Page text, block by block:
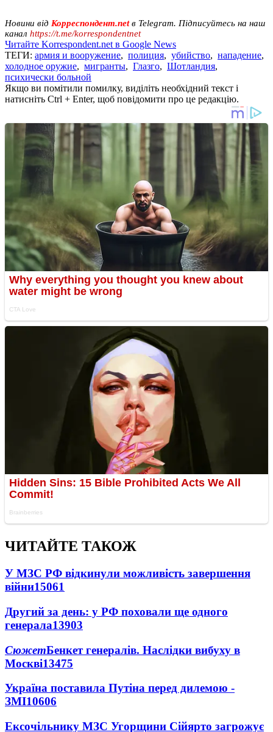
Новини від Корреспондент.netв Telegram. Підписуйтесь на наш
канал https://t.me/korrespondentnet
Читайте Korrespondent.net в Google News
ТЕГИ: армия и вооружение, полиция, убийство, нападение,
холодное оружие, мигранты, Глазго, Шотландия,
психически больной
Якщо ви помітили помилку, виділіть необхідний текст і
натисніть Ctrl + Enter, щоб повідомити про це редакцію.
ЧИТАЙТЕ ТАКОЖ
У МЗС РФ відкинули можливість завершення
війни15061
Другий за день: у РФ поховали ще одного
генерала13903
СюжетБенкет генералів. Наслідки вибуху в
Москві13475
Україна поставила Путіна перед дилемою -
ЗМІ10606
Ексочільнику МЗС Угорщини Сійярто загрожує